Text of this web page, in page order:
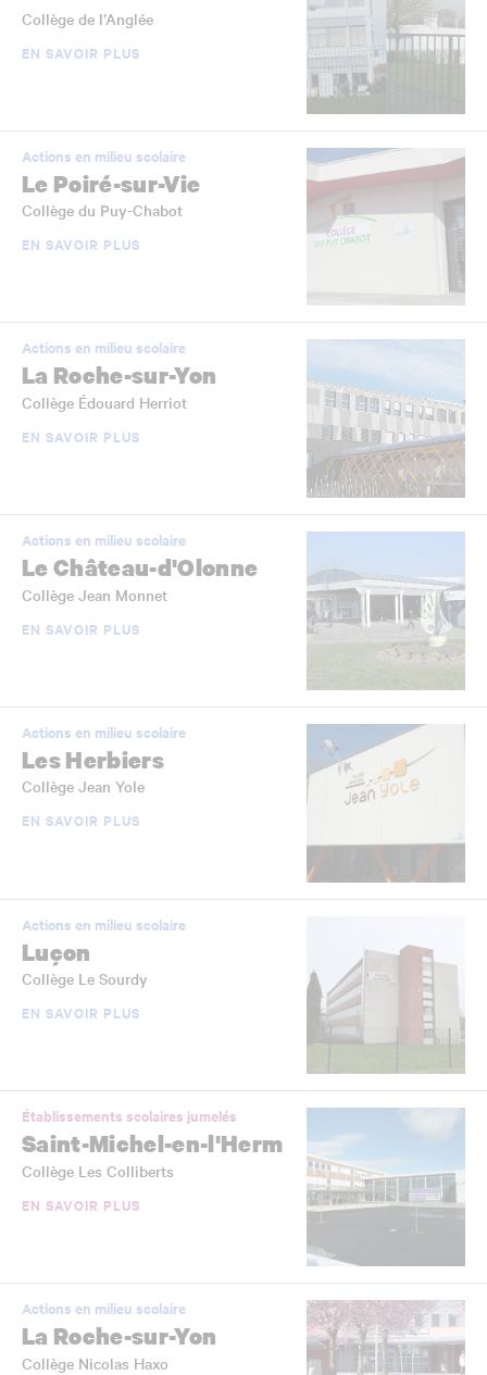
Collège de l’Anglée
EN SAVOIR PLUS
Actions en milieu scolaire
Le Poiré-sur-Vie
Collège du Puy-Chabot
EN SAVOIR PLUS
Actions en milieu scolaire
La Roche-sur-Yon
Collège Édouard Herriot
EN SAVOIR PLUS
Actions en milieu scolaire
Le Château-d'Olonne
Collège Jean Monnet
EN SAVOIR PLUS
Actions en milieu scolaire
Les Herbiers
Collège Jean Yole
EN SAVOIR PLUS
Actions en milieu scolaire
Luçon
Collège Le Sourdy
EN SAVOIR PLUS
Établissements scolaires jumelés
Saint-Michel-en-l'Herm
Collège Les Colliberts
EN SAVOIR PLUS
Actions en milieu scolaire
La Roche-sur-Yon
Collège Nicolas Haxo